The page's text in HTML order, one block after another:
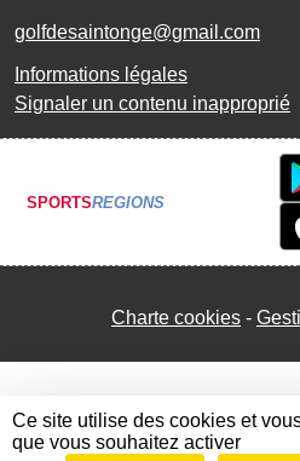
golfdesaintonge@gmail.com
Informations légales
Signaler un contenu inapproprié
SPORTSREGIONS
Charte cookies
Ce site utilise des cookies et
que vous souhaitez activer